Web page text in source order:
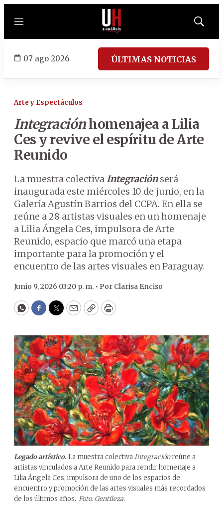
Menú
Mostrar
07 ago 2026 ÚLTIMAS NOTICIAS
Arte y Espectáculos
Integraciónhomenajea a Lilia
Ces y revive el espíritu de Arte
Reunido
La muestra colectivaIntegraciónserá
inaugurada este miércoles 10 de junio, en la
Galería Agustín Barrios del CCPA. En ella se
reúne a 28 artistas visuales en un homenaje
a Lilia Ángela Ces, impulsora de Arte
Reunido, espacio que marcó una etapa
importante para la promoción y el
encuentro de las artes visuales en Paraguay.
Junio 9, 2026 03:20 p. m. • Por Clarisa Enciso
WhatsApp
Facebook
Twitter
EmailCopyPrint
Legado artístico. La muestra colectivaIntegraciónreúne a
artistas vinculados a Arte Reunido para rendir homenaje a
Lilia Ángela Ces, impulsora de uno de los espacios de
encuentro y promoción de las artes visuales más recordados
de los últimos años. Foto: Gentileza.